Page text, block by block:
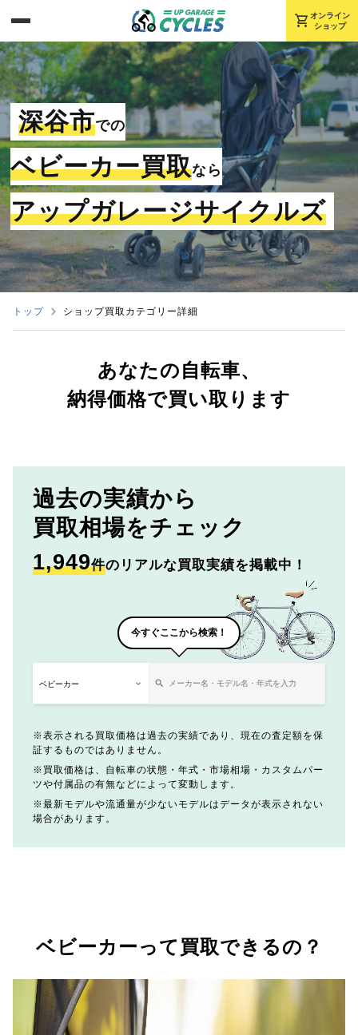
shopping_cart オンライン
ショップ
深谷市での
ベビーカー買取なら
アップガレージサイクルズ
トップ ショップ買取カテゴリー詳細
あなたの自転車、
納得価格で買い取ります
過去の実績から
買取相場をチェック
1,949件のリアルな買取実績を掲載中！
今すぐここから検索！
表示される買取価格は過去の実績であり、現在の査定額を保
証するものではありません。
買取価格は、自転車の状態・年式・市場相場・カスタムパー
ツや付属品の有無などによって変動します。
最新モデルや流通量が少ないモデルはデータが表示されない
場合があります。
ベビーカーって買取できるの？